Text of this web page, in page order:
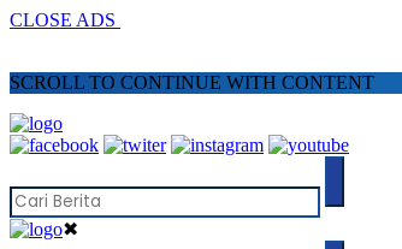
CLOSE ADS
SCROLL TO CONTINUE WITH CONTENT
✖